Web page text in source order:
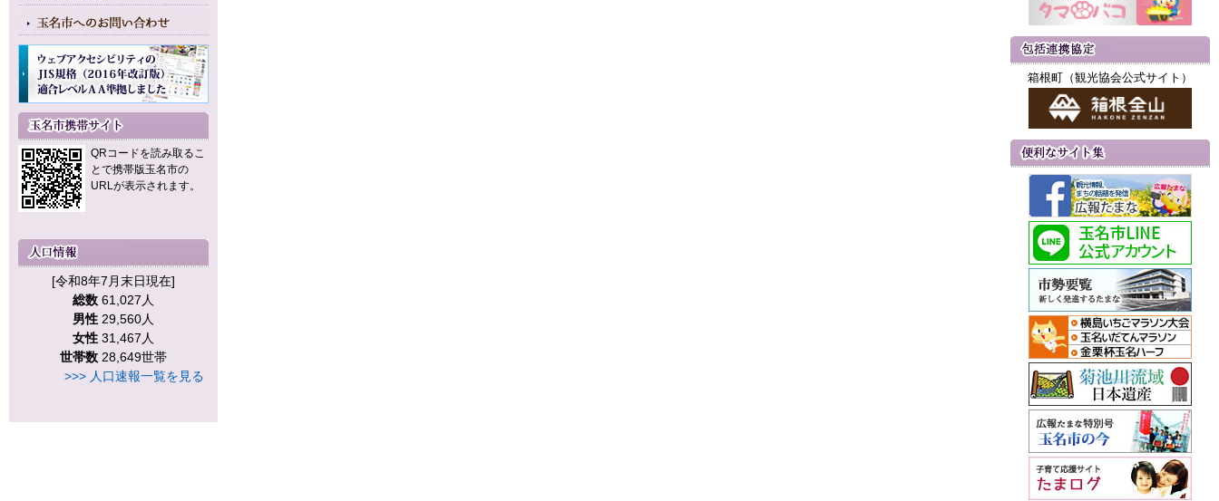
QRコードを読み取るこ
とで携帯版玉名市の
URLが表示されます。
[令和8年7月末日現在]
総数 61,027人
男性 29,560人
女性 31,467人
世帯数 28,649世帯
>>> 人口速報一覧を見る
箱根町（観光協会公式サイト）